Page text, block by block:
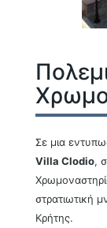
Σε μια
Villa Clodio,
στρατιωτική
Κρήτης.